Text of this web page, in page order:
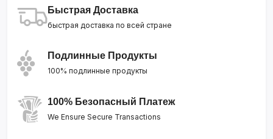
Быстрая Доставка
быстрая доставка по всей стране
Подлинные Продукты
100% подлинные продукты
100% Безопасный Платеж
We Ensure Secure Transactions